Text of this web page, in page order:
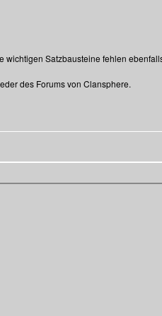
wichtigen Satzbausteine fehlen
des Forums von Clansphere.